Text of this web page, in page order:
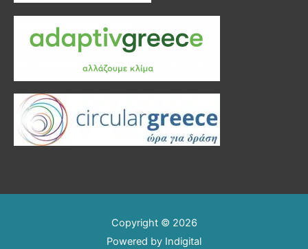
Copyright © 2026
Powered by Indigital